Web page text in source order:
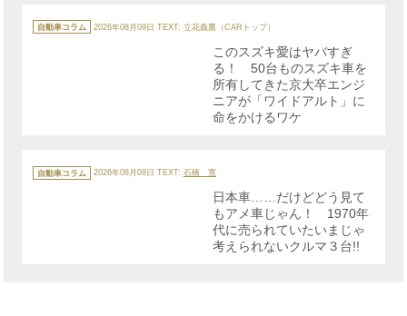
テ
ゴ
自動車コラム 2026年08月09日 TEXT: 立花義鷹（CARトップ）
このスズキ愛はヤバすぎ
る！ 50台ものスズキ車を
所有してきた京大卒エンジ
ニアが「ワイドアルト」に
命をかけるワケ
テ
ゴ
自動車コラム 2026年08月09日 TEXT: 石橋 寛
日本車……だけどどう見て
もアメ車じゃん！ 1970年
代に売られていたいまじゃ
考えられないクルマ３台!!